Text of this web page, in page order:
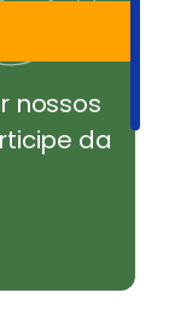
nossos
da